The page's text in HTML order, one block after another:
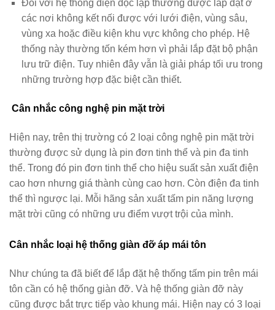
Đối với hệ thống điện độc lập thường được lắp đặt ở
các nơi không kết nối được với lưới điện, vùng sâu,
vùng xa hoặc điều kiện khu vực không cho phép. Hệ
thống này thường tốn kém hơn vì phải lắp đặt bộ phận
lưu trữ điện. Tuy nhiên đây vẫn là giải pháp tối ưu trong
những trường hợp đặc biệt cần thiết.
Cân nhắc công nghệ pin mặt trời
Hiện nay, trên thị trường có 2 loại công nghệ pin mặt trời
thường được sử dụng là pin đơn tinh thể và pin đa tinh
thể. Trong đó pin đơn tinh thể cho hiệu suất sản xuất điện
cao hơn nhưng giá thành cùng cao hơn. Còn điện đa tinh
thể thì ngược lại. Mỗi hãng sản xuất tấm pin năng lượng
mặt trời cũng có những ưu điểm vượt trội của mình.
Cân nhắc loại hệ thống giàn đỡ áp mái tôn
Như chúng ta đã biết để lắp đặt hệ thống tấm pin trên mái
tôn cần có hệ thống giàn đỡ. Và hệ thống giàn đỡ này
cũng được bắt trực tiếp vào khung mái. Hiện nay có 3 loại